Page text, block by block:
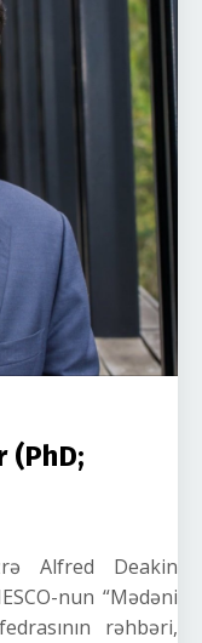
(PhD;
Alfred Deakin
nun “Mədəni
rəhbəri,